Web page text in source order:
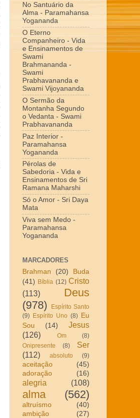
No Santuário da
Alma - Paramahansa
Yogananda
O Eterno
Companheiro - Vida
e Ensinamentos de
Swami
Brahmananda -
Swami
Prabhavananda e
Swami Vijoyananda
O Sermão da
Montanha Segundo
o Vedanta - Swami
Prabhavananda
Paz Interior -
Paramahansa
Yogananda
Pérolas de
Sabedoria - Vida e
Ensinamentos de Sri
Ramana Maharshi
Só o Amor - Sri Daya
Mata
Viva sem Medo -
Paramahansa
Yogananda
MARCADORES
Brahman
(20)
Buda
(41) Bíblia (12) Cristo
(113)
Deus
(978)
Espírito Santo
(9) Espírito Uno (8) Eu
Sou
(14)
Jesus
(126)
Om
(8)
Onipresente
(8)
Ser
(112)
absoluto (9)
aceitação
(45)
adoração
(16)
alegria (108)
alma (562)
altruísmo
(40)
ambição
(27)